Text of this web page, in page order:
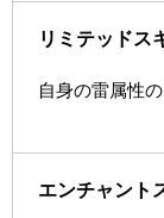
リミテッドス
自身の雷属性
エンチャント